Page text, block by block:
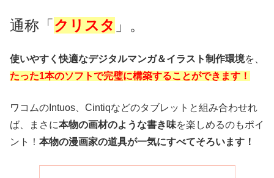
通称「 クリスタ 」。
使いやすく快適なデジタルマンガ＆イラスト制作環境を、
たった1本のソフトで完璧に構築することができます！
ワコムのIntuos、Cintiqなどのタブレットと組み合わせれ
ば、まさに本物の画材のような書き味を楽しめるのもポイ
ント！ 本物の漫画家の道具が一気にすべてそろいます！